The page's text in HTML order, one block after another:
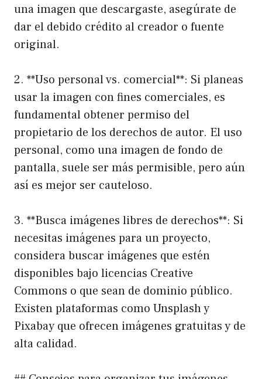
una imagen que descargaste, asegúrate de
dar el debido crédito al creador o fuente
original.
2. **Uso personal vs. comercial**: Si planeas
usar la imagen con fines comerciales, es
fundamental obtener permiso del
propietario de los derechos de autor. El uso
personal, como una imagen de fondo de
pantalla, suele ser más permisible, pero aún
así es mejor ser cauteloso.
3. **Busca imágenes libres de derechos**: Si
necesitas imágenes para un proyecto,
considera buscar imágenes que estén
disponibles bajo licencias Creative
Commons o que sean de dominio público.
Existen plataformas como Unsplash y
Pixabay que ofrecen imágenes gratuitas y de
alta calidad.